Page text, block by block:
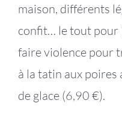
maison, différents
confit… le tout pour
faire violence pour
à la tatin aux poires
de glace (6,90 €).